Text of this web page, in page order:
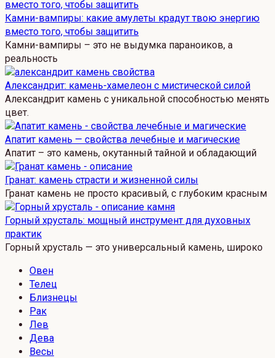
Камни-вампиры: какие амулеты крадут твою энергию
вместо того, чтобы защитить
Камни-вампиры – это не выдумка параноиков, а
реальность
Александрит: камень-хамелеон с мистической силой
Александрит камень с уникальной способностью менять
цвет.
Апатит камень — свойства лечебные и магические
Апатит – это камень, окутанный тайной и обладающий
Гранат: камень страсти и жизненной силы
Гранат камень не просто красивый, с глубоким красным
Горный хрусталь: мощный инструмент для духовных
практик
Горный хрусталь — это универсальный камень, широко
Овен
Телец
Близнецы
Рак
Лев
Дева
Весы